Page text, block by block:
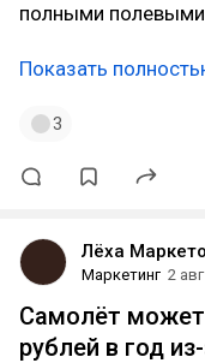
полными полевыми
Показать
3
Лёха
Маркетинг 2 авг
Самолёт
рублей в год